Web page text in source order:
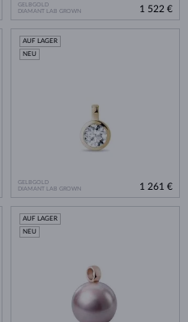
GELBGOLD
DIAMANT LAB GROWN
1 522 €
GELBGOLD
DIAMANT LAB GROWN
AUF LAGER
NEU
1 261 €
AUF LAGER
NEU